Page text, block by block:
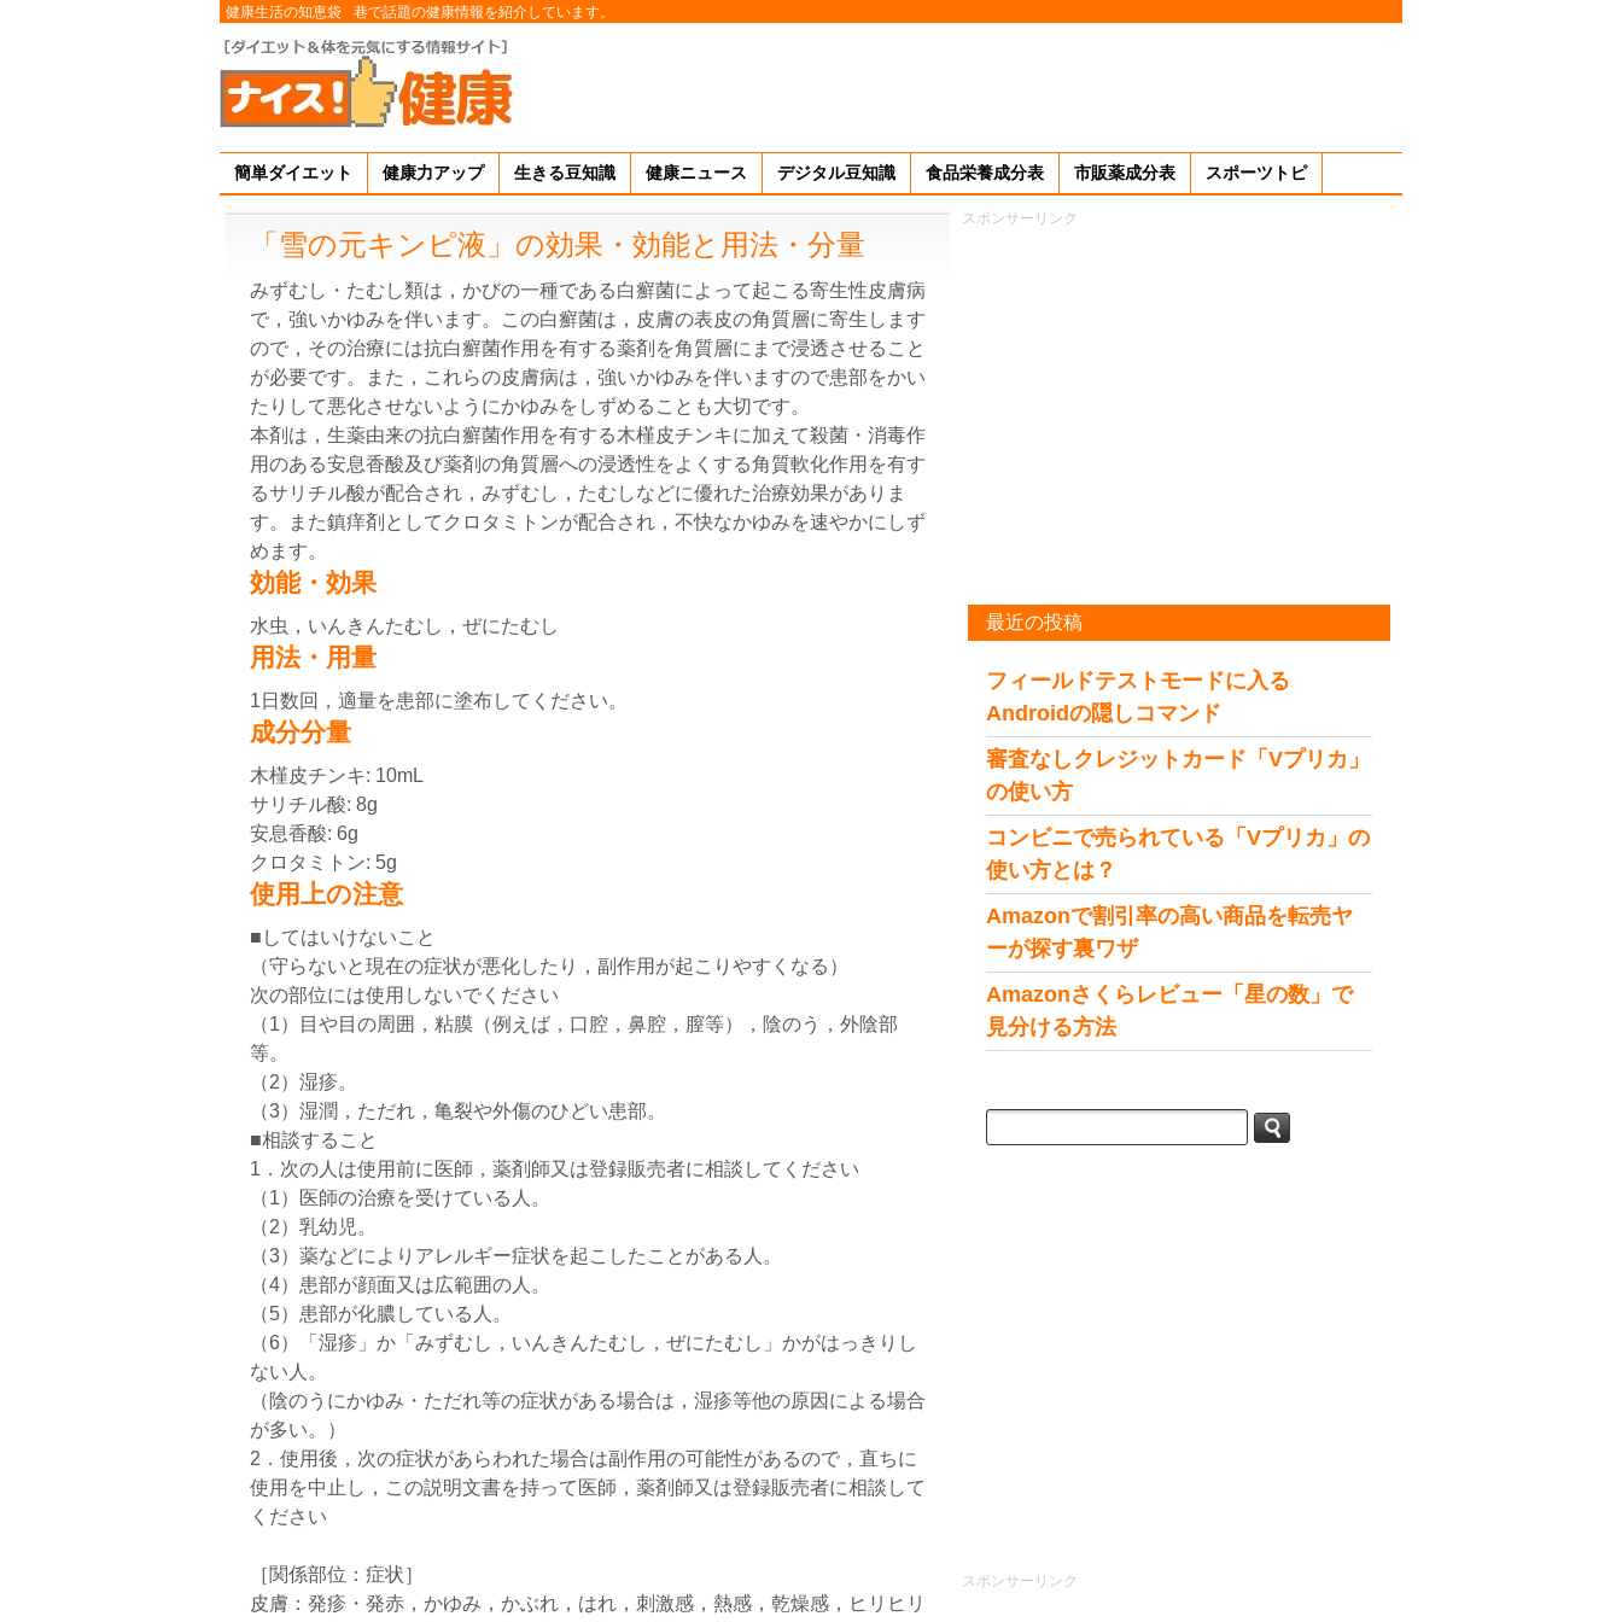
健康生活の知恵袋 巷で話題の健康情報を紹介しています。
簡単ダイエット 健康力アップ 生きる豆知識 健康ニュース デジタル豆知識 食品栄養成分表 市販薬成分表 スポーツトピ
「雪の元キンピ液」の効果・効能と用法・分量
みずむし・たむし類は，かびの一種である白癬菌によって起こる寄生性皮膚病
で，強いかゆみを伴います。この白癬菌は，皮膚の表皮の角質層に寄生します
ので，その治療には抗白癬菌作用を有する薬剤を角質層にまで浸透させること
が必要です。また，これらの皮膚病は，強いかゆみを伴いますので患部をかい
たりして悪化させないようにかゆみをしずめることも大切です。
本剤は，生薬由来の抗白癬菌作用を有する木槿皮チンキに加えて殺菌・消毒作
用のある安息香酸及び薬剤の角質層への浸透性をよくする角質軟化作用を有す
るサリチル酸が配合され，みずむし，たむしなどに優れた治療効果がありま
す。また鎮痒剤としてクロタミトンが配合され，不快なかゆみを速やかにしず
めます。
効能・効果
水虫，いんきんたむし，ぜにたむし
用法・用量
1日数回，適量を患部に塗布してください。
成分分量
木槿皮チンキ: 10mL
サリチル酸: 8g
安息香酸: 6g
クロタミトン: 5g
使用上の注意
■してはいけないこと
（守らないと現在の症状が悪化したり，副作用が起こりやすくなる）
次の部位には使用しないでください
（1）目や目の周囲，粘膜（例えば，口腔，鼻腔，膣等），陰のう，外陰部
等。
（2）湿疹。
（3）湿潤，ただれ，亀裂や外傷のひどい患部。
■相談すること
1．次の人は使用前に医師，薬剤師又は登録販売者に相談してください
（1）医師の治療を受けている人。
（2）乳幼児。
（3）薬などによりアレルギー症状を起こしたことがある人。
（4）患部が顔面又は広範囲の人。
（5）患部が化膿している人。
（6）「湿疹」か「みずむし，いんきんたむし，ぜにたむし」かがはっきりし
ない人。
（陰のうにかゆみ・ただれ等の症状がある場合は，湿疹等他の原因による場合
が多い。）
2．使用後，次の症状があらわれた場合は副作用の可能性があるので，直ちに
使用を中止し，この説明文書を持って医師，薬剤師又は登録販売者に相談して
ください
［関係部位：症状］
皮膚：発疹・発赤，かゆみ，かぶれ，はれ，刺激感，熱感，乾燥感，ヒリヒリ
スポンサーリンク
最近の投稿
フィールドテストモードに入る
Androidの隠しコマンド
審査なしクレジットカード「Vプリカ」
の使い方
コンビニで売られている「Vプリカ」の
使い方とは？
Amazonで割引率の高い商品を転売ヤ
ーが探す裏ワザ
Amazonさくらレビュー「星の数」で
見分ける方法
スポンサーリンク